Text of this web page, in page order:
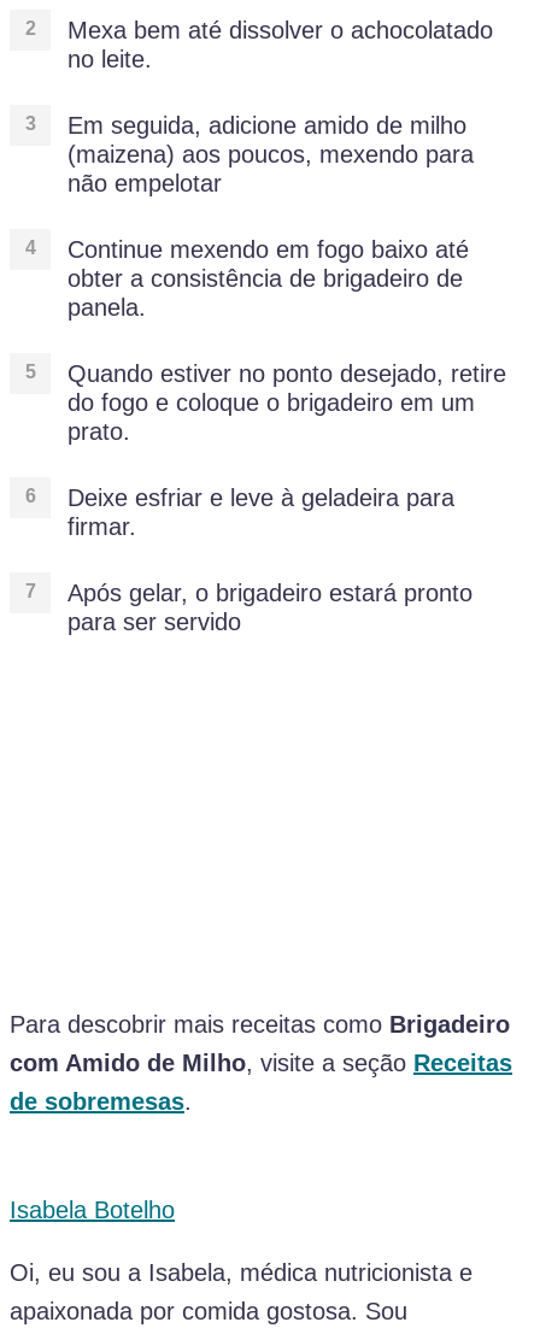
Mexa bem até dissolver o achocolatado
no leite.
Em seguida, adicione amido de milho
(maizena) aos poucos, mexendo para
não empelotar
Continue mexendo em fogo baixo até
obter a consistência de brigadeiro de
panela.
Quando estiver no ponto desejado, retire
do fogo e coloque o brigadeiro em um
prato.
Deixe esfriar e leve à geladeira para
firmar.
Após gelar, o brigadeiro estará pronto
para ser servido
Para descobrir mais receitas como Brigadeiro
com Amido de Milho, visite a seção Receitas
de sobremesas.
Isabela Botelho
Oi, eu sou a Isabela, médica nutricionista e
apaixonada por comida gostosa. Sou